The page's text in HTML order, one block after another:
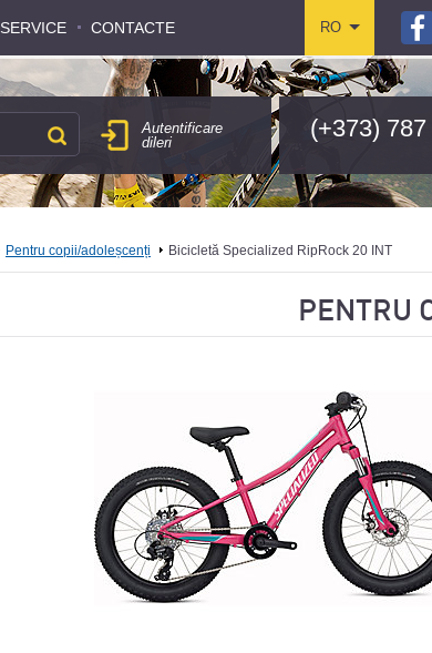
SERVICE CONTACTE RO
SERVICE CONTACTE RO
(+373)
Autentificare
dileri
Pentru copii/adoleșcenți Bicicletă Specialized RipRock 20 INT
PENTRU